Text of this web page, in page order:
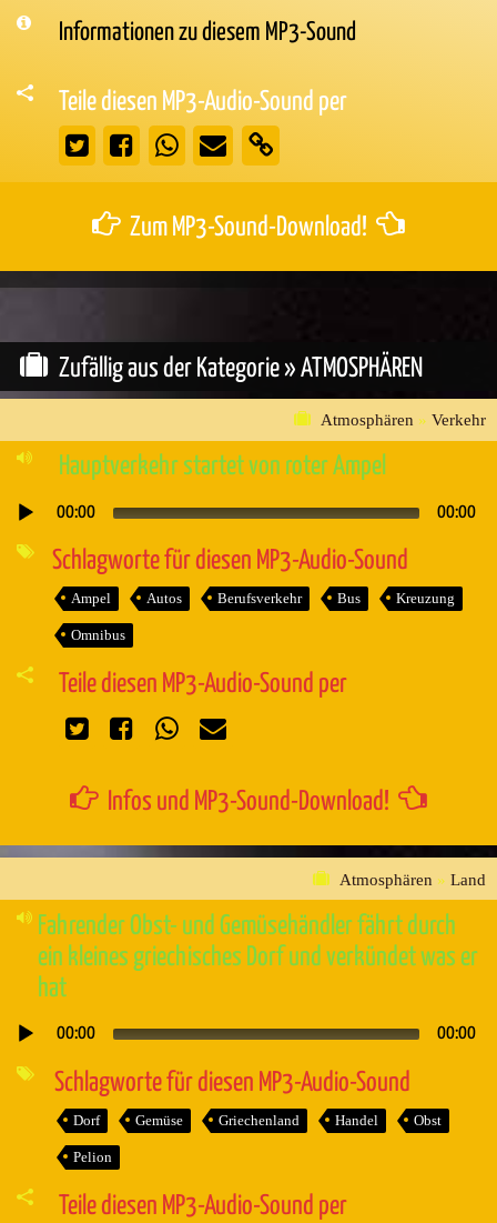
Informationen zu diesem MP3-Sound
Teile diesen MP3-Audio-Sound per
Zum MP3-Sound-Download!
Zufällig aus der Kategorie » ATMOSPHÄREN
Atmosphären » Verkehr
Hauptverkehr startet von roter Ampel
Audio-
00:00 00:00
Schlagworte für diesen MP3-Audio-Sound
Ampel Autos Berufsverkehr Bus Kreuzung
Omnibus
Teile diesen MP3-Audio-Sound per
Infos und MP3-Sound-Download!
Atmosphären » Land
Fahrender Obst- und Gemüsehändler fährt durch
ein kleines griechisches Dorf und verkündet was er
hat
Audio-
00:00 00:00
Schlagworte für diesen MP3-Audio-Sound
Dorf Gemüse Griechenland Handel Obst
Pelion
Teile diesen MP3-Audio-Sound per